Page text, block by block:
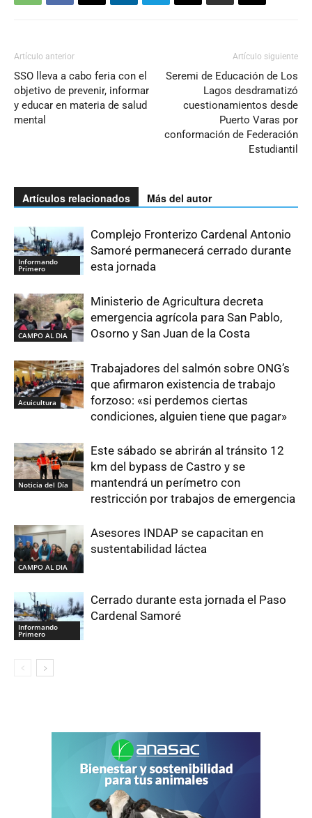
Artículo anterior
SSO lleva a cabo feria con el
objetivo de prevenir, informar
y educar en materia de salud
mental
Artículo siguiente
Seremi de Educación de Los
Lagos desdramatizó
cuestionamientos desde
Puerto Varas por
conformación de Federación
Estudiantil
Artículos relacionados Más del autor
Informando
Primero
Complejo Fronterizo Cardenal Antonio
Samoré permanecerá cerrado durante
esta jornada
CAMPO AL DIA
Ministerio de Agricultura decreta
emergencia agrícola para San Pablo,
Osorno y San Juan de la Costa
Acuicultura
Trabajadores del salmón sobre ONG’s
que afirmaron existencia de trabajo
forzoso: «si perdemos ciertas
condiciones, alguien tiene que pagar»
Noticia del Día
Este sábado se abrirán al tránsito 12
km del bypass de Castro y se
mantendrá un perímetro con
restricción por trabajos de emergencia
CAMPO AL DIA
Asesores INDAP se capacitan en
sustentabilidad láctea
Informando
Primero
Cerrado durante esta jornada el Paso
Cardenal Samoré